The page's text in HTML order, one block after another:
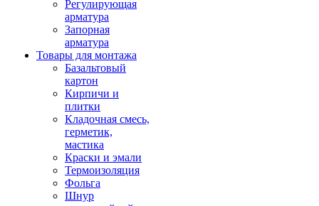
Регулирующая
арматура
Запорная
арматура
Товары для монтажа
Базальтовый
картон
Кирпичи и
плитки
Кладочная смесь,
герметик,
мастика
Краски и эмали
Термоизоляция
Фольга
Шнур